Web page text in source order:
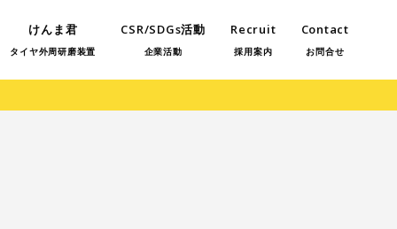
けんま君
タイヤ外周研磨装置
CSR/SDGs活動
企業活動
Recruit
採用案内
Contact
お問合せ